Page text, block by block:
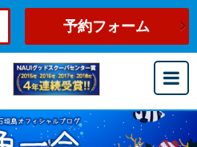
予約フォーム